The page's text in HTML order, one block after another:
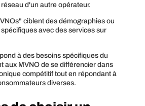
d'un autre opérateur.
ciblent des démographies ou
avec des services sur
à des besoins spécifiques du
aux MVNO de se différencier dans
compétitif tout en répondant à
diverses.